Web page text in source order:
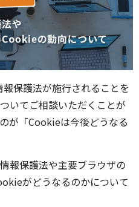
保護法が施行されることを
いてご相談いただくことが
が「Cookieは今後どうなる
報保護法や主要ブラウザの
がどうなるのかについて